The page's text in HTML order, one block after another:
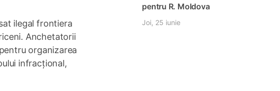
ilegal frontiera
Anchetatorii
organizarea
infracțional,
pentru R. Moldova
Joi, 25 iunie